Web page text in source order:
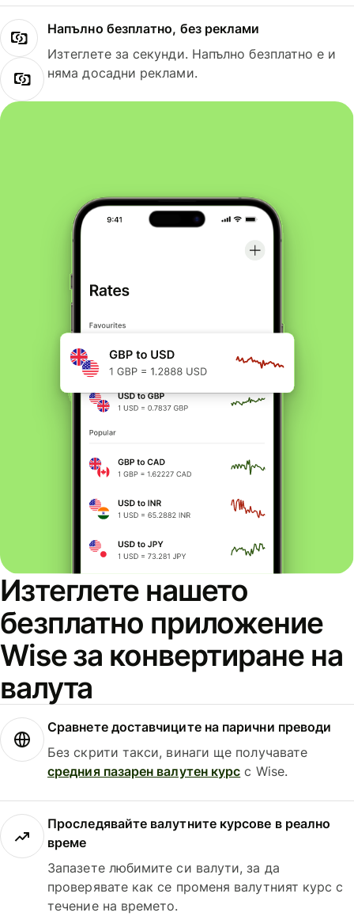
Напълно безплатно, без реклами
Изтеглете за секунди. Напълно безплатно е и
няма досадни реклами.
Изтеглете нашето
безплатно приложение
Wise за конвертиране на
валута
Сравнете доставчиците на парични преводи
Без скрити такси, винаги ще получавате
средния пазарен валутен курс с Wise.
Проследявайте валутните курсове в реално
време
Запазете любимите си валути, за да
проверявате как се променя валутният курс с
течение на времето.